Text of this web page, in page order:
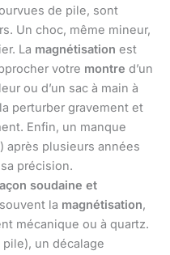
de pile, sont
Un choc, même mineur,
La magnétisation est
votre montre d’un
ou d’un sac à main à
perturber gravement et
Enfin, un manque
après plusieurs années
précision.
soudaine et
la magnétisation,
mécanique ou à quartz.
pile), un décalage